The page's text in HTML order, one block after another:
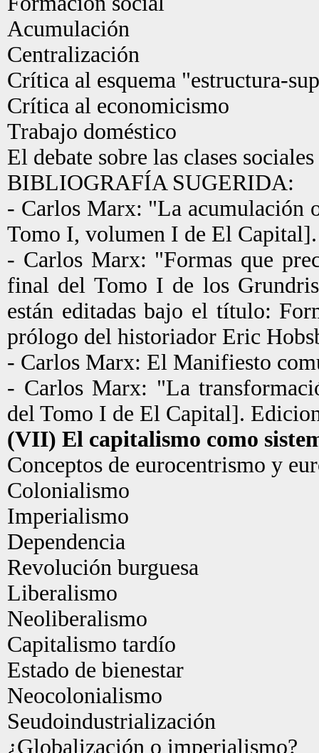
Acumulación
Centralización
Crítica al esquema "estructura-
Crítica al economicismo
Trabajo doméstico
El debate sobre las clases sociales
BIBLIOGRAFÍA SUGERIDA:
- Carlos Marx: "La acumulación
Tomo I, volumen I de El
- Carlos Marx: "Formas que
final del Tomo I de los
están editadas bajo el título:
prólogo del historiador Eric
- Carlos Marx: El Manifiesto
- Carlos Marx: "La
del Tomo I de El Capital].
(VII) El capitalismo como
Conceptos de eurocentrismo y
Colonialismo
Imperialismo
Dependencia
Revolución burguesa
Liberalismo
Neoliberalismo
Capitalismo tardío
Estado de bienestar
Neocolonialismo
Seudoindustrialización
¿Globalización o imperialismo?